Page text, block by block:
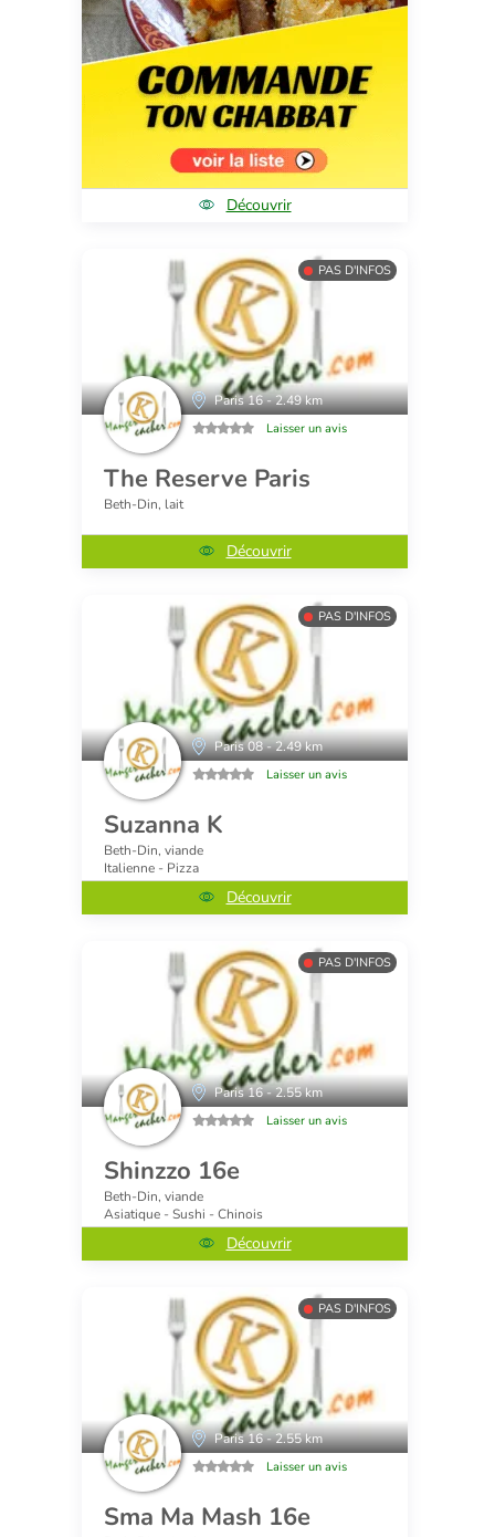
Découvrir
PAS D'INFOS
Paris 16 - 2.49 km
Laisser un avis
The Reserve Paris
Beth-Din, lait
Découvrir
PAS D'INFOS
Paris 08 - 2.49 km
Laisser un avis
Suzanna K
Beth-Din, viande
Italienne - Pizza
Découvrir
PAS D'INFOS
Paris 16 - 2.55 km
Laisser un avis
Shinzzo 16e
Beth-Din, viande
Asiatique - Sushi - Chinois
Découvrir
PAS D'INFOS
Paris 16 - 2.55 km
Laisser un avis
Sma Ma Mash 16e